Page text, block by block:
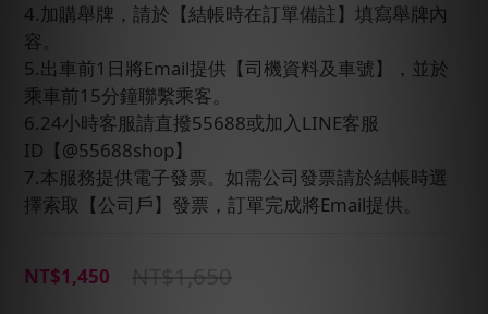
4.加購舉牌，請於【結帳時在訂單備註】填寫舉牌內
容。
5.出車前1日將Email提供【司機資料及車號】，並於
乘車前15分鐘聯繫乘客。
6.24小時客服請直撥55688或加入LINE客服
ID【@55688shop】
7.本服務提供電子發票。如需公司發票請於結帳時選
擇索取【公司戶】發票，訂單完成將Email提供。
NT$1,650
NT$1,450